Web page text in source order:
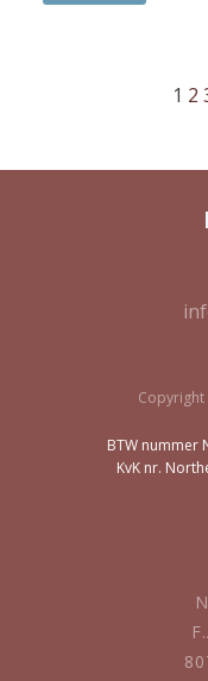
1 2
Copyright
BTW nummer
KvK nr.